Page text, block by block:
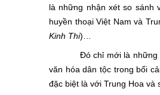
là những nhận xét so sánh
huyền thoại Việt Nam và
Kinh Thi)…
Đó chỉ mới là những
văn hóa dân tộc trong bối
đặc biệt là với Trung Hoa và